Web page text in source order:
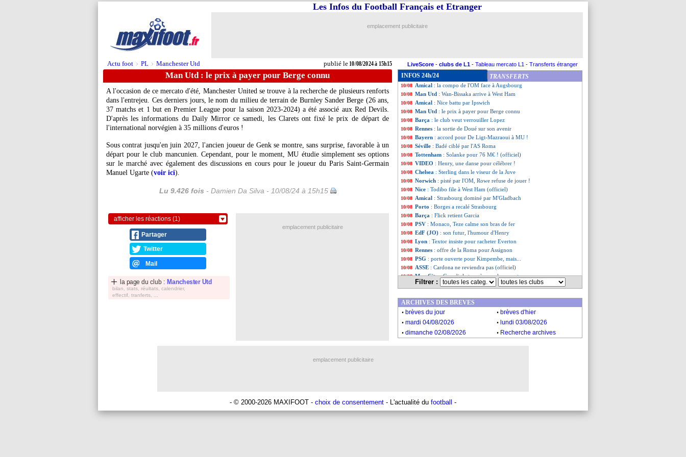
Actu foot > PL > Manchester Utd publié le10/08/2024 à 15h15
Les Infos du Football Français et Etranger
emplacement publicitaire
LiveScore - clubs de L1 - Tableau mercato L1 - Transferts étranger
Man Utd : le prix à payer pour Berge connu
A l'occasion de ce mercato d'été, Manchester United se trouve à la recherche de plusieurs renforts
dans l'entrejeu. Ces derniers jours, le nom du milieu de terrain de Burnley SanderBerge (26 ans,
37 matchs et 1 but en Premier League pour la saison 2023-2024) a été associé aux Red Devils.
D'après les informations du Daily Mirror ce samedi, les Clarets ont fixé le prix de départ de
l'international norvégien à 35 millions d'euros !
Sous contrat jusqu'en juin 2027, l'ancien joueur de Genk se montre, sans surprise, favorable à un
départ pour le club mancunien. Cependant, pour le moment, MU étudie simplement ses options
sur le marché avec également des discussions en cours pour le joueur du Paris Saint-Germain
Manuel Ugarte (voir ici).
Lu 9.426 fois - Damien Da Silva - 10/08/24 à 15h15
afficher les réactions (1)
Partager
Twitter
Mail
la page du club : Manchester Utd
bilan, stats, réultats, calendrier,
effectif, tranferts, ...
INFOS 24h/24 TRANSFERTS
10/08 Amical : Lens domine Leicester
10/08 Amical
10/08 Amical : Rennes bute sur le Werder
10/08 Nice: Boga blessé à une cuisse
10/08 Amical : la compo de l'OM face à Augsbourg
10/08 Man Utd : Wan-Bissaka arrive à West Ham
10/08 Amical : Nice battu par Ipswich
10/08 Man Utd : le prix à payer pour Berge connu
10/08 Barça : le club veut verrouiller Lopez
10/08 Rennes : la sortie de Doué sur son avenir
10/08 Bayern : accord pour De Ligt-Mazraoui à MU !
10/08 Séville : Badé ciblé par l'AS Roma
10/08 Tottenham : Solanke pour 76 M€ ! (officiel)
10/08 VIDEO : Henry, une danse pour célébrer !
10/08 Chelsea : Sterling dans le viseur de la Juve
10/08 Norwich : pisté par l'OM, Rowe refuse de jouer !
10/08 Nice : Todibo file à West Ham (officiel)
10/08 Amical : Strasbourg dominé par M'Gladbach
10/08 Porto : Borges a recalé Strasbourg
10/08 Barça : Flick retient Garcia
10/08 PSV : Monaco, Teze calme son bras de fer
10/08 EdF (JO) : son futur, l'humour d'Henry
10/08 Lyon : Textor insiste pour racheter Everton
10/08 Rennes : offre de la Roma pour Assignon
10/08 PSG : porte ouverte pour Kimpembe, mais...
10/08 ASSE : Cardona ne reviendra pas (officiel)
10/08 Man City: Guardiola tempère sur le mercato
OM: offre insuffisante pour Rowe
10/08 ASSE: Miladinovic a signé (officiel)
10/08 EdF (JO): Henry marqué à vie par l'aventure
OM : et si Kondogbia restait ?
10/08 TdC: PSG-Monaco finalement à Louis-II ?
Filtrer :
emplacement publicitaire
ARCHIVES DES BREVES
. brèves du jour . brèves d'hier
. mardi 04/08/2026 . lundi 03/08/2026
. dimanche 02/08/2026 . Recherche archives
emplacement publicitaire
- © 2000-2026 MAXIFOOT - choix de consentement - L'actualité du football -